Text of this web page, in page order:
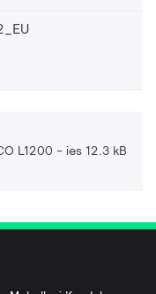
L1200 ies 12.3 kB